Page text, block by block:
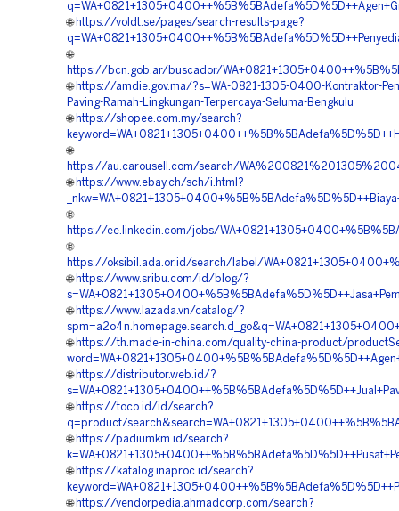
🌐 https://voldt.se/pages/search-results-page?
🌐
https://bcn.gob.ar/buscador/
🌐 https://amdie.gov.ma/?s=WA-0821-1305-0400-Kontraktor-
Paving-Ramah-Lingkungan-Terpercaya-Seluma-Bengkulu
🌐 https://shopee.com.my/search?
🌐
https://au.carousell.com/search/
🌐 https://www.ebay.ch/sch/i.html?
🌐
https://ee.linkedin.com/jobs/
🌐
https://oksibil.ada.or.id/search/label/
🌐 https://www.sribu.com/id/blog/?
🌐 https://www.lazada.vn/catalog/?
🌐 https://th.made-in-china.com/quality-china-product/
🌐 https://distributor.web.id/?
🌐 https://toco.id/id/search?
q=product/
🌐 https://padiumkm.id/search?
🌐 https://katalog.inaproc.id/search?
🌐 https://vendorpedia.ahmadcorp.com/search?